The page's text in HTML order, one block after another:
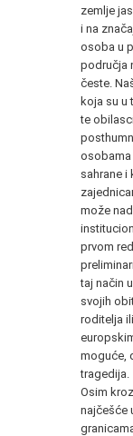
zemlje
i na
osoba u
područja
česte.
koja su u
te
osobama
sahrane i
može
prvom
taj način
svojih
roditelja
moguće,
tragedija.
Osim
najčešće